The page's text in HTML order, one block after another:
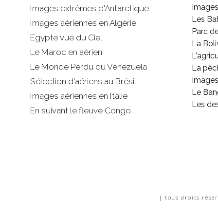
Images extrêmes d'Antarctique
Images aériennes en Algérie
Egypte vue du Ciel
Le Maroc en aérien
Le Monde Perdu du Venezuela
Sélection d'aériens au Brésil
Images aériennes en Italie
En suivant le fleuve Congo
Les
Parc
La
La
Le
Les
| tous droits